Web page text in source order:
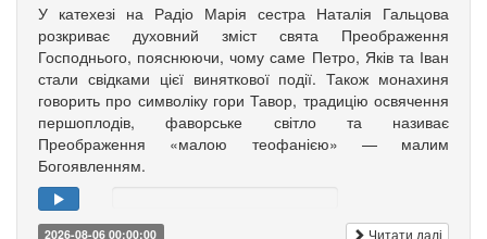
У катехезі на Радіо Марія сестра Наталія Гальцова
розкриває духовний зміст свята Преображення
Господнього, пояснюючи, чому саме Петро, Яків та Іван
стали свідками цієї виняткової події. Також монахиня
говорить про символіку гори Тавор, традицію освячення
першоплодів, фаворське світло та називає
Преображення «малою теофанією» — малим
Богоявленням.
2026-08-06 00:00:00 Читати далі